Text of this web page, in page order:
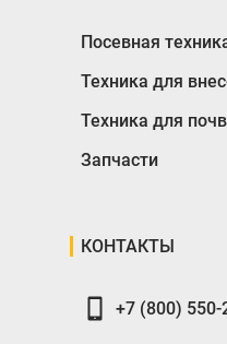
Посевная
Сеялки
Техника для
Техника для
Борона
Плуги
Запчасти
КОНТАКТЫ
+7 (800) 550-